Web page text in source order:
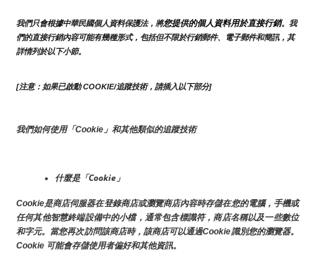
我們只會根據中華民國個人資料保護法，將您提供的個人資料用於直接行銷。我
們的直接行銷內容可能有幾種形式，包括但不限於行銷郵件、電子郵件和簡訊，其
詳情列於以下小節。
[注意：如果已啟動 COOKIE/追蹤技術，請插入以下部分]
我們如何使用「Cookie」和其他類似的追蹤技術
什麼是「Cookie」
Cookie是商店伺服器在登錄商店或瀏覽商店內容時存儲在您的電腦，手機或
任何其他智慧終端設備中的小檔，通常包含標識符，商店名稱以及一些數位
和字元。當您再次訪問該商店時，該商店可以通過Cookie識別您的瀏覽器。
Cookie 可能會存儲使用者偏好和其他資訊。